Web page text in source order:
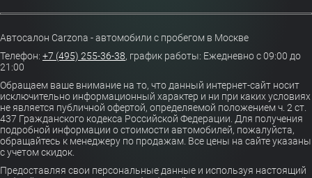
Автосалон Carzona - автомобили с пробегом в Москве
Телефон: +7 (495) 255-36-38, график работы: Ежедневно с 09:00 до
21:00
Обращаем ваше внимание на то, что данный интернет-сайт носит
исключительно информационный характер и ни при каких условиях
не является публичной офертой, определяемой положением ч. 2 ст.
437 Гражданского кодекса Российской Федерации. Для получения
подробной информации о стоимости автомобилей, пожалуйста,
обращайтесь к менеджеру по продажам. Все цены на сайте указаны
с учетом скидок.
Предоставляя свои персональные данные и используя настоящий